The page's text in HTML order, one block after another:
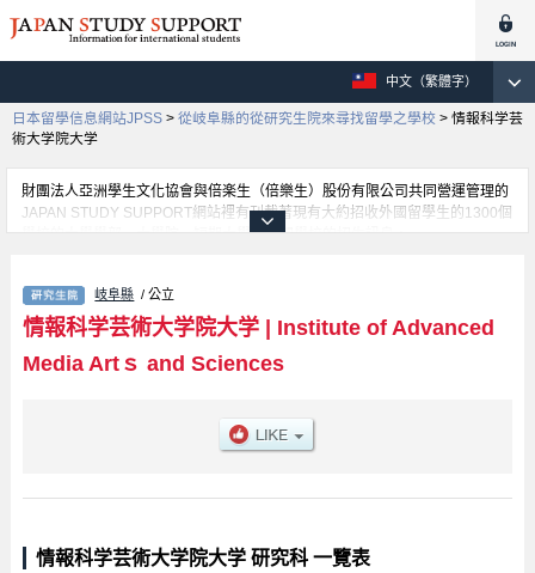
中文（繁體字）
日本留學信息網站JPSS > 從岐阜縣的從研究生院來尋找留學之學校 > 情報科学芸
術大学院大学
財團法人亞洲學生文化協會與倍楽生（倍樂生）股份有限公司共同營運管理的
JAPAN STUDY SUPPORT網站裡有刊載著現有大約招收外國留學生的1300個
學校的大學學部、大學院、短期大學、專門學校的招生訊息。
數等考試資訊、設施介紹、聯絡方式等對外國留學生是必要之訊息都刊載於
此，請務必查閱及利用此網站。
岐阜縣 / 公立
情報科学芸術大学院大学| Institute of Advanced
Media Artｓ and Sciences
情報科学芸術大学院大学 研究科 一覽表